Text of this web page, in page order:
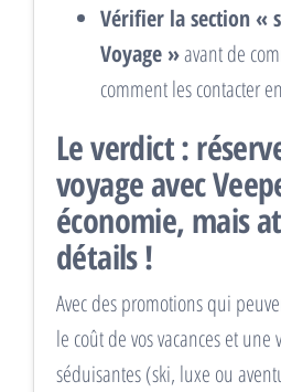
Vérifier la section «
Voyage »avant de
comment les contacter
Le verdict :
voyage avec
économie, mais
détails !
Avec des promotions qui
le coût de vos vacances et une
séduisantes (ski, luxe ou